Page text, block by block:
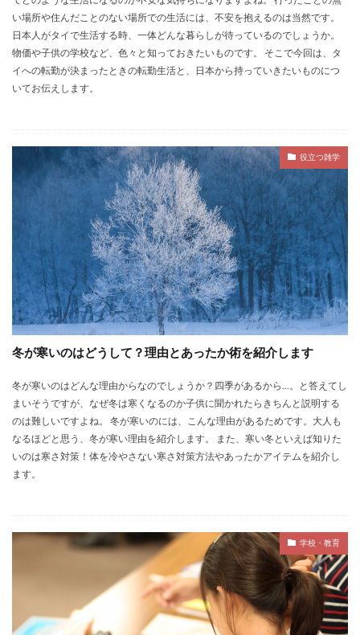
い場所や住んだことのない場所での生活には、不安を抱えるのは当然です。
日本人がタイで生活する時、一体どんな暮らしが待っているのでしょうか。
物価や子供の学校など、色々と知っておきたいものです。 そこで今回は、タ
イへの転勤が決まったときの転勤生活と、日本から持っていきたいものにつ
いてお伝えします。
役立つ雑学
冬が寒いのはどうして？理由とあったか術を紹介します
冬が寒いのはどんな理由からなのでしょうか？四季があるから…。と答えてし
まいそうですが、なぜ冬は寒くなるのか子供に聞かれたらきちんと説明する
のは難しいですよね。 冬が寒いのには、こんな理由があるためです。大人も
なるほどと思う、冬が寒い理由を紹介します。 また、寒い冬といえば知りた
いのは寒さ対策！体を冷やさない寒さ対策方法やあったかアイテムを紹介し
ます。
学校・教育